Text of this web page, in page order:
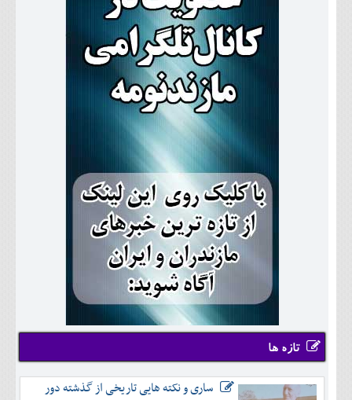
تازه ها
ساری و نکته هایی تاریخی از گذشته دور